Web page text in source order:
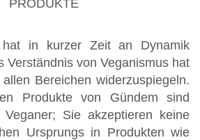
I
O
N
PRODUKTE
hat in kurzer Zeit an Dynamik
Verständnis von Veganismus hat
Bereichen widerzuspiegeln.
Produkte von Gündem sind
Veganer; Sie akzeptieren keine
Ursprungs in Produkten wie